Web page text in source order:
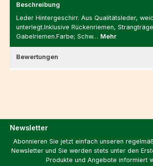
Beschreibung
Leder Hintergeschirr. Aus Qualitätsleder,
unterlegt.Inklusive Rückenriemen,
Gabelriemen.Farbe; Schw… Mehr
Bewertungen
Newsletter
Abonnieren Sie jetzt einfach unseren
Newsletter und Sie werden stets unter den
Produkte und Angebote informiert